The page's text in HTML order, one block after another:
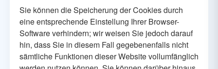
Sie können die Speicherung der Cookies durch
eine entsprechende Einstellung Ihrer Browser-
Software verhindern; wir weisen Sie jedoch darauf
hin, dass Sie in diesem Fall gegebenenfalls nicht
sämtliche Funktionen dieser Website vollumfänglich